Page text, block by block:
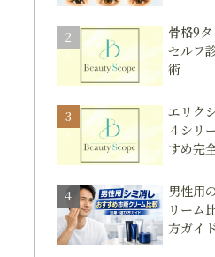
骨格9
セルフ
術
エリク
４シリ
すめ完
男性用
リーム
方ガイド